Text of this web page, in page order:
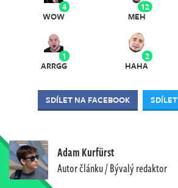
4
WOW
12
MEH
1
ARRGG
2
HAHA
SDÍLET NA FACEBOOK
Adam Kurfürst
Autor článku / Bývalý redaktor